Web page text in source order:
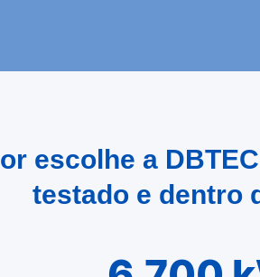
escolhe a
testado e dentro